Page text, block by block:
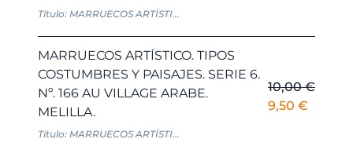
Título: MARRUECOS ARTÍSTI...
era:
es:
MARRUECOS ARTÍSTICO. TIPOS
COSTUMBRES Y PAISAJES. SERIE 6.
Nº. 166 AU VILLAGE ARABE.
MELILLA.
Título: MARRUECOS ARTÍSTI...
10,00€
El
9,50 €